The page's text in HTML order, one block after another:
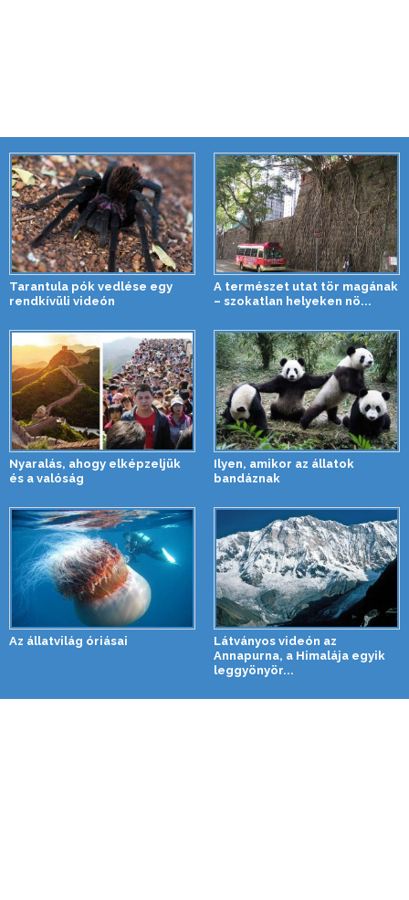
Tarantula pók vedlése egy
rendkívüli videón
A természet utat tör magának
– szokatlan helyeken nö...
Nyaralás, ahogy elképzeljük
és a valóság
Ilyen, amikor az állatok
bandáznak
Az állatvilág óriásai
Látványos videón az
Annapurna, a Himalája egyik
leggyönyör...